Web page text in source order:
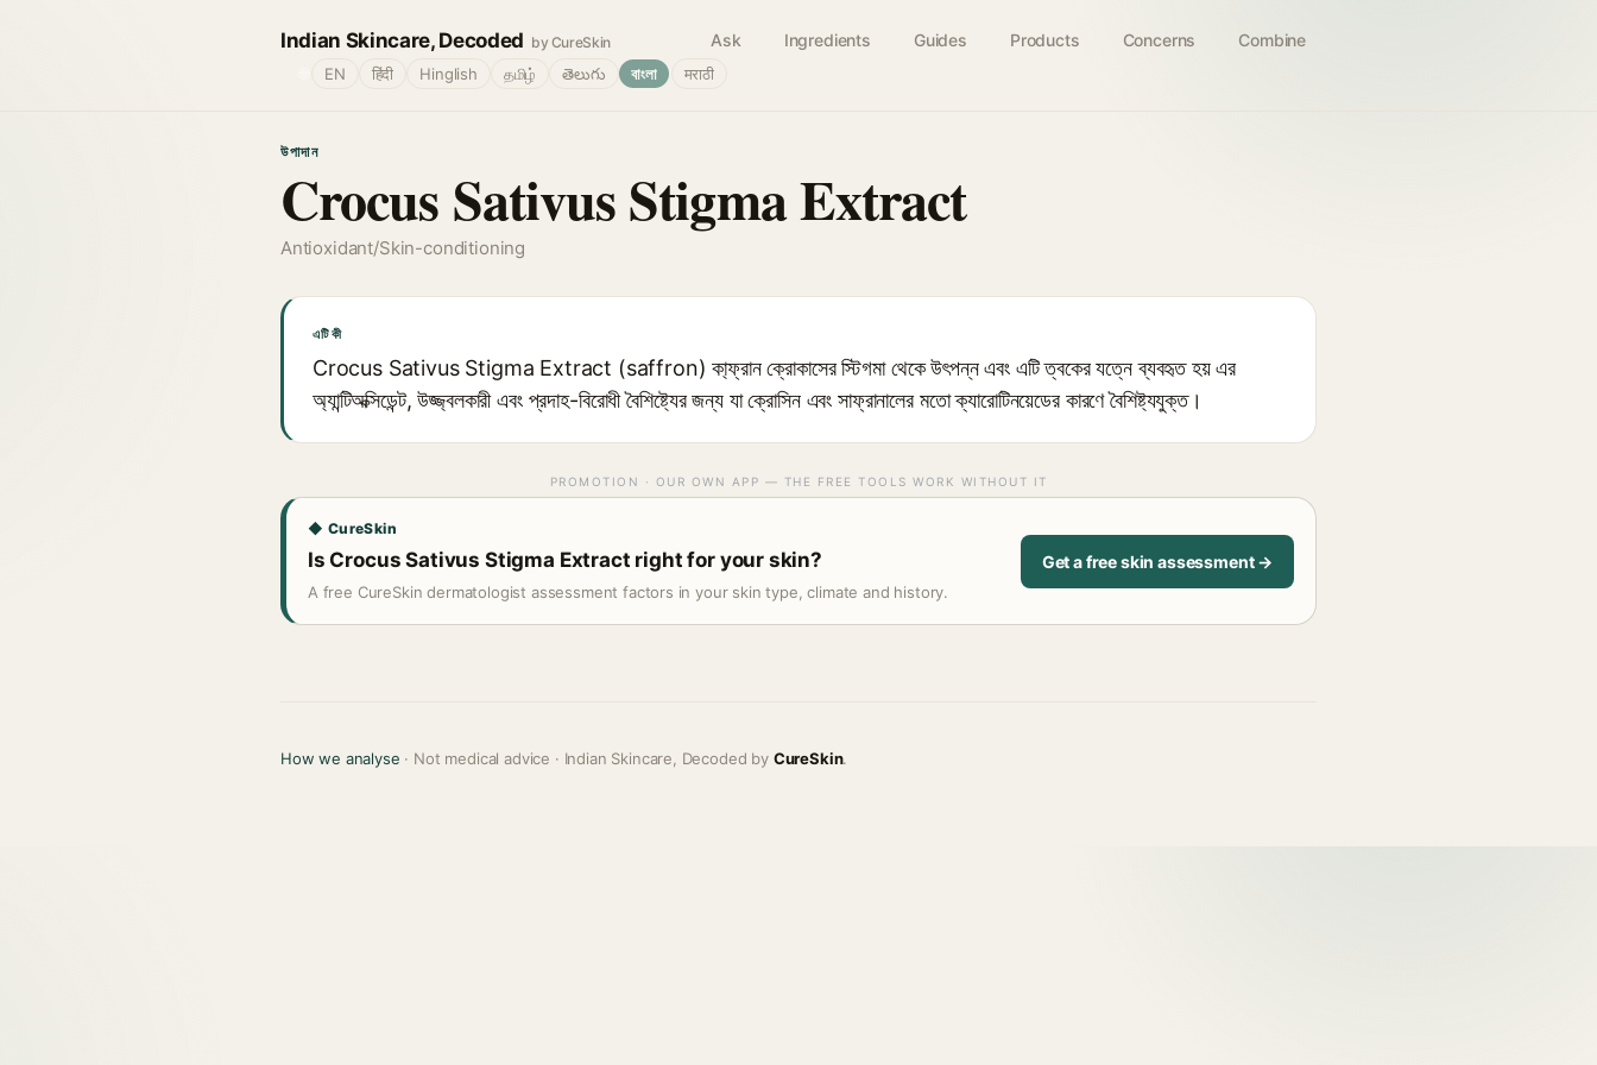
Indian Skincare, Decoded by CureSkin Ask Ingredients Guides Products Concerns Combine
EN हिंदी Hinglish தமிழ் తెలుగు বাংলা मराठी
উপাদান
Crocus Sativus Stigma Extract
Antioxidant/Skin-conditioning
এটি কী
Crocus Sativus Stigma Extract (saffron) কা্‌ফ্রান ক্রোকাসের স্টিগমা থেকে উৎপন্ন এবং এটি ত্বকের যত্নে ব্যবহৃত হয় এর
অ্যান্টিঅক্সিডেন্ট, উজ্জ্বলকারী এবং প্রদাহ-বিরোধী বৈশিষ্ট্যের জন্য যা ক্রোসিন এবং সাফ্রানালের মতো ক্যারোটিনয়েডের কারণে বৈশিষ্ট্যযুক্ত।
PROMOTION · OUR OWN APP — THE FREE TOOLS WORK WITHOUT IT
◆ CureSkin
Is Crocus Sativus Stigma Extract right for your skin?
A free CureSkin dermatologist assessment factors in your skin type, climate and history.
Get a free skin assessment →
How we analyse · Not medical advice · Indian Skincare, Decoded by CureSkin.